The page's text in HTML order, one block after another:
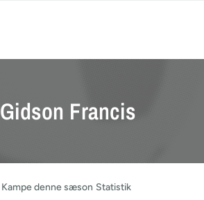
Gidson Francis
Kampe denne sæson Statistik